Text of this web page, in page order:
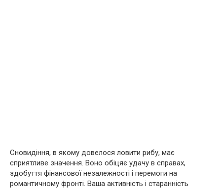
Сновидіння, в якому довелося ловити рибу, має
сприятливе значення. Воно обіцяє удачу в справах,
здобуття фінансової незалежності і перемоги на
романтичному фронті. Ваша активність і старанність